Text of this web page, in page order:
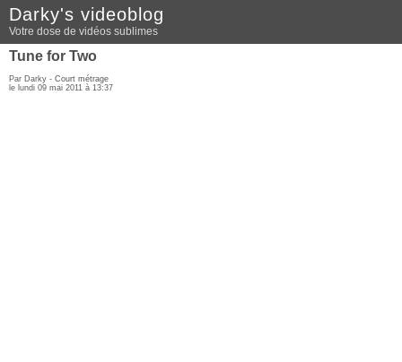
Darky's videoblog
Votre dose de vidéos sublimes
Tune for Two
Par Darky - Court métrage
le lundi 09 mai 2011 à 13:37